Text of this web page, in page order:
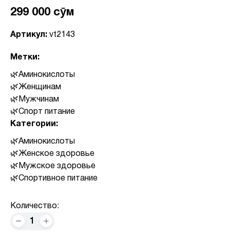
299 000 сӯм
Артикул: vt2143
Метки:
Аминокислоты
Женщинам
Мужчинам
Спорт питание
Категории:
Аминокислоты
Женское здоровье
Мужское здоровье
Спортивное питание
Количество:
1